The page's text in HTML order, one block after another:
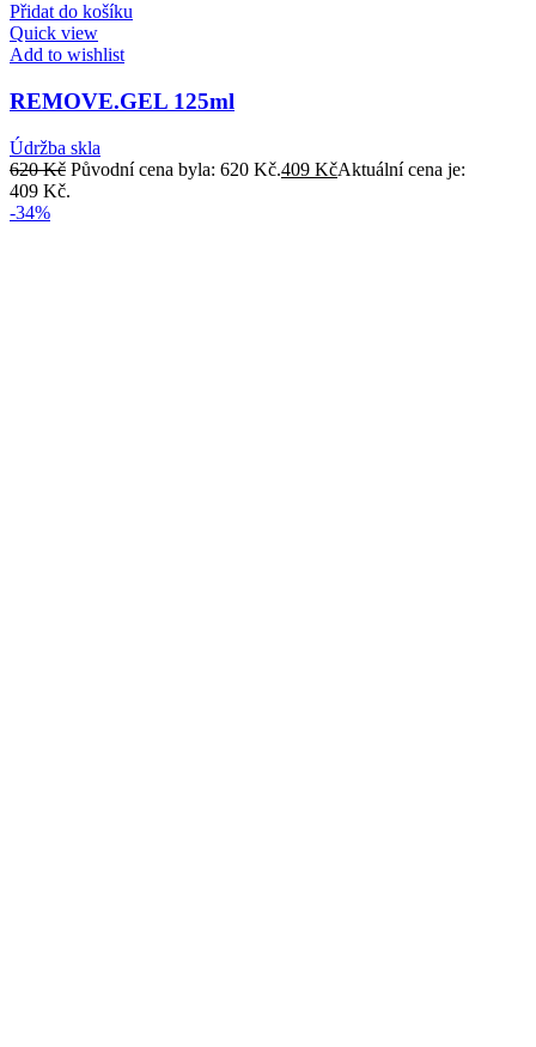
Přidat do košíku
Quick view
Add to wishlist
REMOVE.GEL 125ml
Údržba skla
620Kč Původní cena byla: 620 Kč.409 KčAktuální cena je:
409 Kč.
-34%